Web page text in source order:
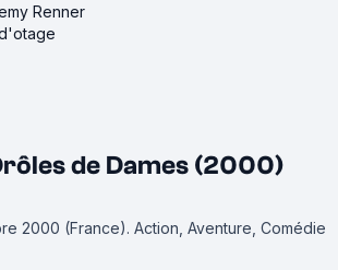
Renner
de Dames (2000)
2000 (France). Action, Aventure, Comédie